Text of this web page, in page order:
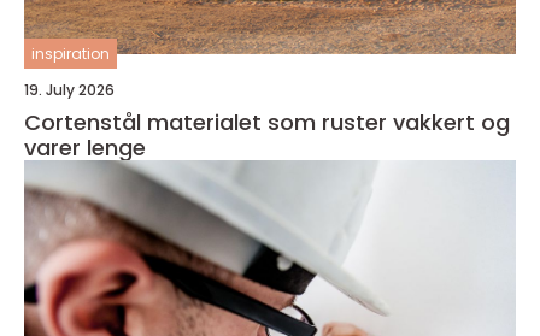
inspiration
19. July 2026
Cortenstål materialet som ruster vakkert og
varer lenge